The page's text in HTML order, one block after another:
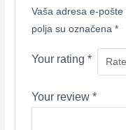
Vaša adresa e-
polja su označena *
Your rating *
Your review *